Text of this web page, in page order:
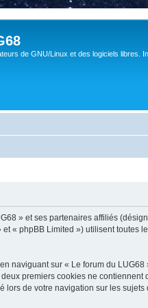
de GNU/Linux et des logiciels libres.
» et ses partenaires affiliés
« phpBB Limited ») utilisent
naviguant sur « Le forum du
premiers cookies ne
de votre navigation sur les